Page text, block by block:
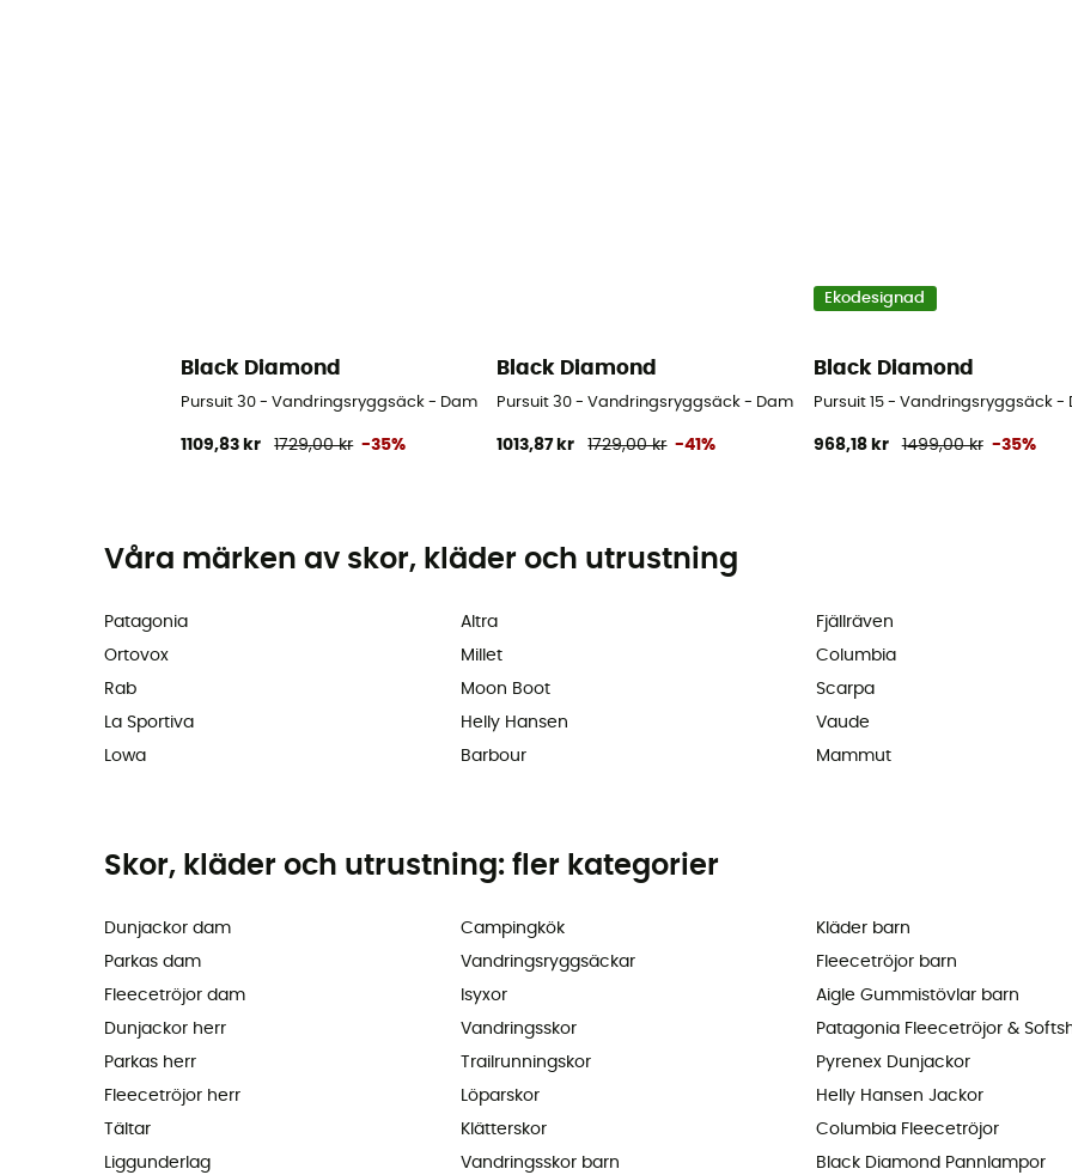
Black Diamond
Pursuit 30 - Vandringsryggsäck - Dam
1109,83 kr 1729,00 kr -35%
Black Diamond
Pursuit 30 - Vandringsryggsäck - Dam
1013,87 kr 1729,00 kr -41%
Ekodesignad
Black Diamond
Pursuit 15 - Vandringsryggsäck -
968,18 kr 1499,00 kr -35%
Våra märken av skor, kläder och utrustning
Patagonia
Ortovox
Rab
La Sportiva
Lowa
Altra
Millet
Moon Boot
Helly Hansen
Barbour
Fjällräven
Columbia
Scarpa
Vaude
Mammut
Skor, kläder och utrustning: fler kategorier
Dunjackor dam
Parkas dam
Fleecetröjor dam
Dunjackor herr
Parkas herr
Fleecetröjor herr
Tältar
Liggunderlag
Campingkök
Vandringsryggsäckar
Isyxor
Vandringsskor
Trailrunningskor
Löparskor
Klätterskor
Vandringsskor barn
Kläder barn
Fleecetröjor barn
Aigle Gummistövlar barn
Patagonia Fleecetröjor &
Pyrenex Dunjackor
Helly Hansen Jackor
Columbia Fleecetröjor
Black Diamond Pannlampor